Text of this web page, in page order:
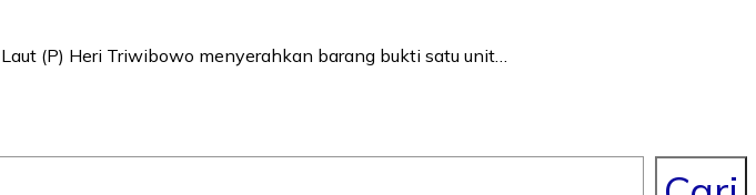
(P) Heri Triwibowo menyerahkan barang bukti satu unit…